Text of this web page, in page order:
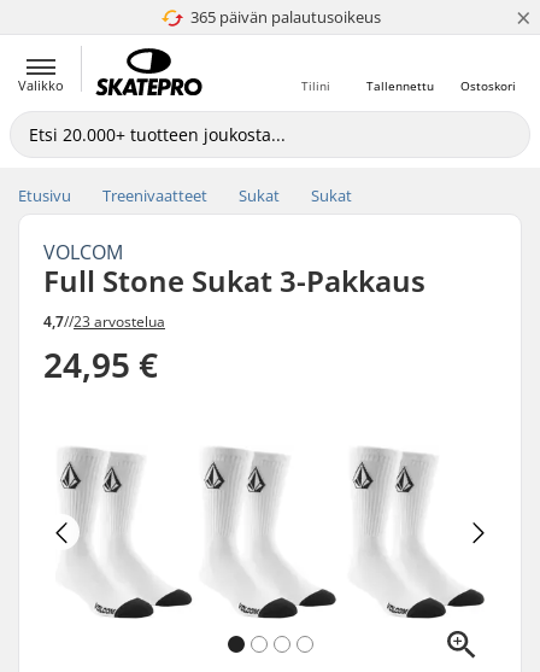
365 päivän palautusoikeus
4.8 / 5 ×
Valikko Ostoskori
Tallennettu
Tilini
Etusivu Treenivaatteet Sukat Sukat
VOLCOM
Full Stone Sukat 3-Pakkaus
4,7//23 arvostelua
24,95 €